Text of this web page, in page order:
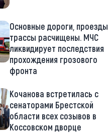
Основные дороги, проезды,
трассы расчищены. МЧС
ликвидирует последствия
прохождения грозового
фронта
Кочанова встретилась с
сенаторами Брестской
области всех созывов в
Коссовском дворце